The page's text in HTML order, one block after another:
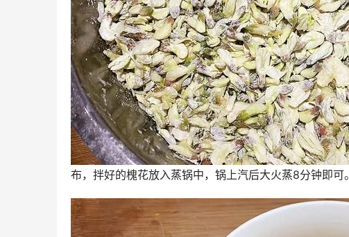
布，拌好的槐花放入蒸锅中，锅上汽后大火蒸8分钟即可。